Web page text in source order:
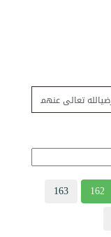
162
163